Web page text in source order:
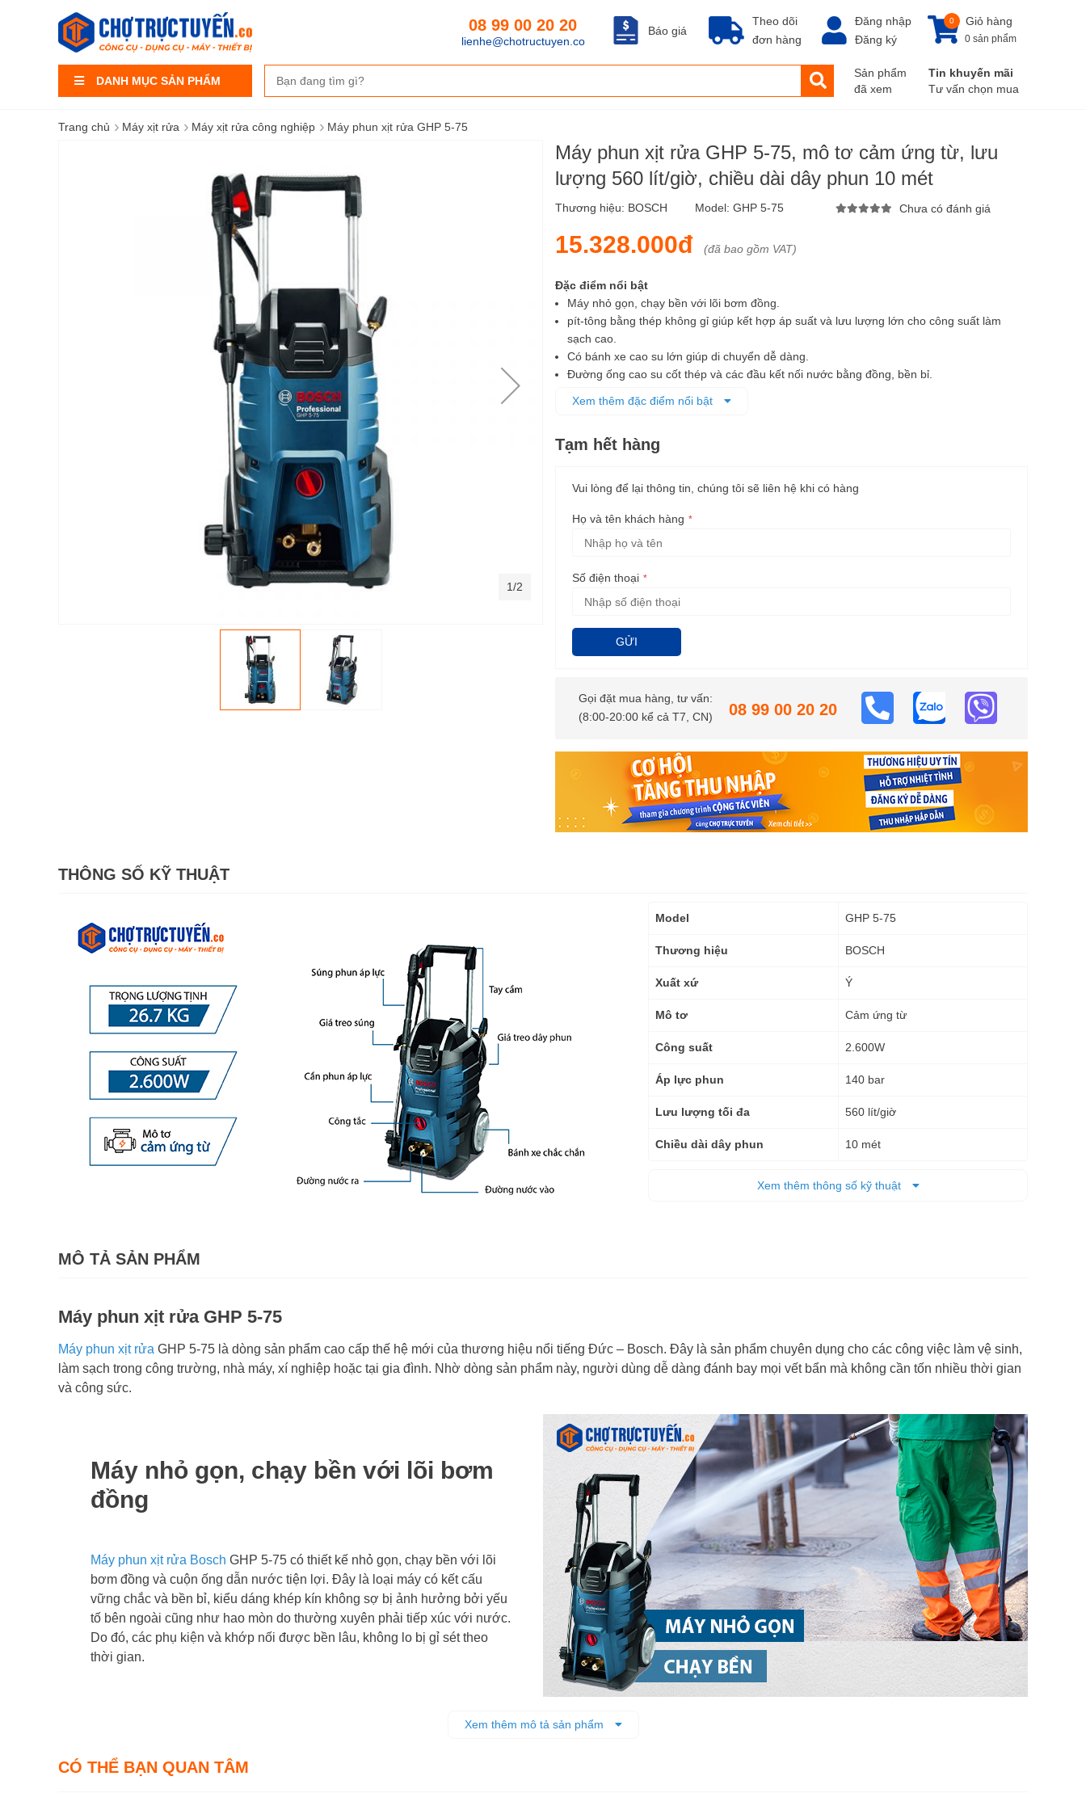
DANH MỤC SẢN PHẨM
Theo dõi
đơn hàng
Báo giá
08 99 00 20 20
lienhe@chotructuyen.co
Đăng nhập
Đăng ký
Giỏ hàng
0
0 sản phẩm
Sản phẩm
đã xem
Tin khuyến mãi
Tư vấn chọn mua
Trang chủ › Máy xịt rửa › Máy xịt rửa công nghiệp › Máy phun xịt rửa GHP 5-75
Máy phun xịt rửa GHP 5-75, mô tơ cảm ứng từ, lưu
lượng 560 lít/giờ, chiều dài dây phun 10 mét
Thương hiệu: BOSCH Model: GHP 5-75 Chưa có đánh giá
15.328.000đ (đã bao gồm VAT)
Đặc điểm nổi bật
Máy nhỏ gọn, chạy bền với lõi bơm đồng.
pít-tông bằng thép không gỉ giúp kết hợp áp suất và lưu lượng lớn cho công suất làm
sạch cao.
Có bánh xe cao su lớn giúp di chuyển dễ dàng.
Đường ống cao su cốt thép và các đầu kết nối nước bằng đồng, bền bỉ.
Xem thêm đặc điểm nổi bật
Tạm hết hàng
Vui lòng để lại thông tin, chúng tôi sẽ liên hệ khi có hàng
Họ và tên khách hàng
Số điện thoại
GỬI
Gọi đặt mua hàng, tư vấn:
(8:00-20:00 kể cả T7, CN)
08 99 00 20 20
1/2
THÔNG SỐ KỸ THUẬT
Thông
kỹ
Model GHP 5-75
Thương hiệu BOSCH
Xuất xứ Ý
Mô tơ Cảm ứng từ
Công suất 2.600W
Áp lực phun 140 bar
Lưu lượng tối đa 560 lít/giờ
Chiều dài dây phun 10 mét
Xem thêm thông số kỹ thuật
MÔ TẢ SẢN PHẨM
Máy phun xịt rửa GHP 5-75
Máy phun xịt rửa GHP 5-75 là dòng sản phẩm cao cấp thế hệ mới của thương hiệu nổi tiếng Đức – Bosch. Đây là sản phẩm chuyên dụng cho các công việc làm vệ sinh,
làm sạch trong công trường, nhà máy, xí nghiệp hoặc tại gia đình. Nhờ dòng sản phẩm này, người dùng dễ dàng đánh bay mọi vết bẩn mà không cần tốn nhiều thời gian
và công sức.
Máy nhỏ gọn, chạy bền với lõi bơm
đồng
Máy phun xịt rửa Bosch GHP 5-75 có thiết kế nhỏ gọn, chạy bền với lõi
bơm đồng và cuộn ống dẫn nước tiện lợi. Đây là loại máy có kết cấu
vững chắc và bền bỉ, kiểu dáng khép kín không sợ bị ảnh hưởng bởi yếu
tố bên ngoài cũng như hao mòn do thường xuyên phải tiếp xúc với nước.
Do đó, các phụ kiện và khớp nối được bền lâu, không lo bị gỉ sét theo
thời gian.
Xem thêm mô tả sản phẩm
CÓ THỂ BẠN QUAN TÂM